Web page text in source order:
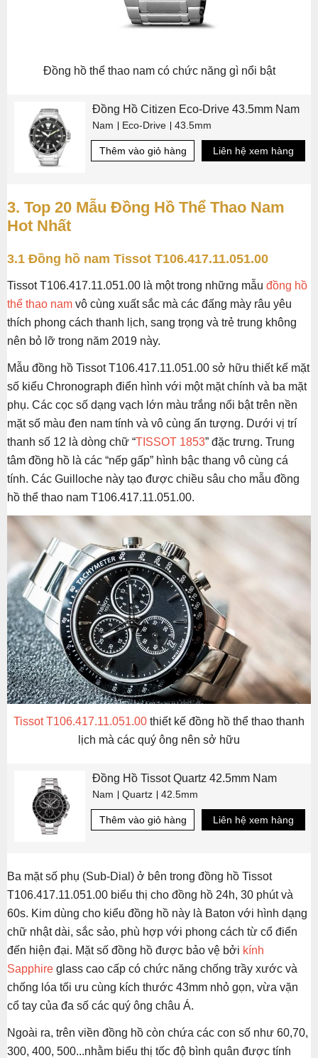
Đồng hồ thể thao nam có chức năng gì nổi bật
Đồng Hồ Citizen Eco-Drive 43.5mm Nam
Nam Eco-Drive 43.5mm
Thêm vào giỏ hàng Liên hệ xem hàng
3. Top 20 Mẫu Đồng Hồ Thể Thao Nam
Hot Nhất
3.1 Đồng hồ nam Tissot T106.417.11.051.00
Tissot T106.417.11.051.00 là một trong những mẫu đồng hồ
thể thao nam vô cùng xuất sắc mà các đấng mày râu yêu
thích phong cách thanh lịch, sang trọng và trẻ trung không
nên bỏ lỡ trong năm 2019 này.
Mẫu đồng hồ Tissot T106.417.11.051.00 sở hữu thiết kế mặt
số kiểu Chronograph điển hình với một mặt chính và ba mặt
phụ. Các cọc số dạng vạch lớn màu trắng nổi bật trên nền
mặt số màu đen nam tính và vô cùng ấn tượng. Dưới vị trí
thanh số 12 là dòng chữ “TISSOT 1853” đặc trưng. Trung
tâm đồng hồ là các “nếp gấp” hình bậc thang vô cùng cá
tính. Các Guilloche này tạo được chiều sâu cho mẫu đồng
hồ thể thao nam T106.417.11.051.00.
Tissot T106.417.11.051.00 thiết kế đồng hồ thể thao thanh
lịch mà các quý ông nên sở hữu
Đồng Hồ Tissot Quartz 42.5mm Nam
Nam Quartz 42.5mm
Thêm vào giỏ hàng Liên hệ xem hàng
Ba mặt số phụ (Sub-Dial) ở bên trong đồng hồ Tissot
T106.417.11.051.00 biểu thị cho đồng hồ 24h, 30 phút và
60s. Kim dùng cho kiểu đồng hồ này là Baton với hình dạng
chữ nhật dài, sắc sảo, phù hợp với phong cách từ cổ điển
đến hiện đại. Mặt số đồng hồ được bảo vệ bởi kính
Sapphire glass cao cấp có chức năng chống trầy xước và
chống lóa tối ưu cùng kích thước 43mm nhỏ gọn, vừa vặn
cổ tay của đa số các quý ông châu Á.
Ngoài ra, trên viền đồng hồ còn chứa các con số như 60,70,
300, 400, 500...nhằm biểu thị tốc độ bình quân được tính